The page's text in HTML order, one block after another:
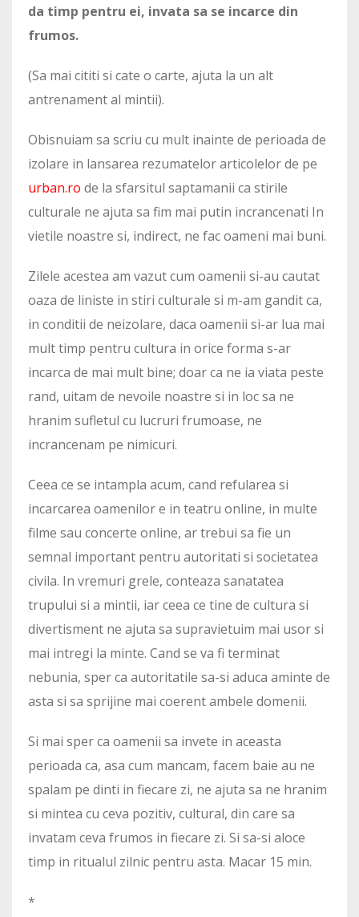
da timp pentru ei, invata sa se incarce din
frumos.
(Sa mai cititi si cate o carte, ajuta la un alt
antrenament al mintii).
Obisnuiam sa scriu cu mult inainte de perioada de
izolare in lansarea rezumatelor articolelor de pe
urban.ro de la sfarsitul saptamanii ca stirile
culturale ne ajuta sa fim mai putin incrancenati In
vietile noastre si, indirect, ne fac oameni mai buni.
Zilele acestea am vazut cum oamenii si-au cautat
oaza de liniste in stiri culturale si m-am gandit ca,
in conditii de neizolare, daca oamenii si-ar lua mai
mult timp pentru cultura in orice forma s-ar
incarca de mai mult bine; doar ca ne ia viata peste
rand, uitam de nevoile noastre si in loc sa ne
hranim sufletul cu lucruri frumoase, ne
incrancenam pe nimicuri.
Ceea ce se intampla acum, cand refularea si
incarcarea oamenilor e in teatru online, in multe
filme sau concerte online, ar trebui sa fie un
semnal important pentru autoritati si societatea
civila. In vremuri grele, conteaza sanatatea
trupului si a mintii, iar ceea ce tine de cultura si
divertisment ne ajuta sa supravietuim mai usor si
mai intregi la minte. Cand se va fi terminat
nebunia, sper ca autoritatile sa-si aduca aminte de
asta si sa sprijine mai coerent ambele domenii.
Si mai sper ca oamenii sa invete in aceasta
perioada ca, asa cum mancam, facem baie au ne
spalam pe dinti in fiecare zi, ne ajuta sa ne hranim
si mintea cu ceva pozitiv, cultural, din care sa
invatam ceva frumos in fiecare zi. Si sa-si aloce
timp in ritualul zilnic pentru asta. Macar 15 min.
*